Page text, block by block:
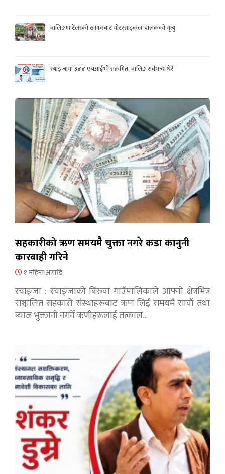
वालिङमा टेलरको ठक्करबाट मोटरसाइकल चालकको मृत्यु
स्याङ्जामा ३४४ एचआईभी संक्रमित, वालिङ सबैभन्दा धेरै
सहकारीको ऋण समयमै चुक्ता नगरे कडा कानुनी
कारबाही गरिने
१ महिना अगाडि
स्याङ्जा : स्याङ्जाको बिरुवा गाउँपालिकाले आफ्नो क्षेत्रभित्र
सञ्चालित सहकारी संस्थाहरूबाट ऋण लिई समयमै सावाँ तथा
ब्याज भुक्तानी नगर्ने ऋणीहरूलाई तत्काल…